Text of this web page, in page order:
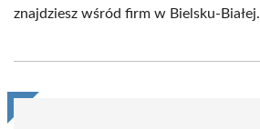
znajdziesz wśród firm w Bielsku-Białej.